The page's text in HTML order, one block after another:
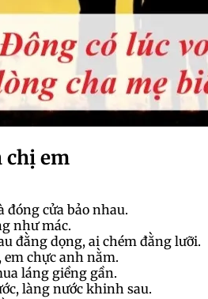
chị em
đóng cửa bảo nhau.
như mác.
đằng dọng, ai chém đằng lưỡi.
chực anh nằm.
láng giềng gần.
làng nước khinh sau.